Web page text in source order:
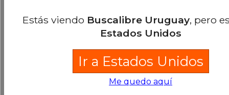
Estás viendo Buscalibre Uruguay, pero
Estados Unidos
Ir a Estados Unidos
Me quedo aquí